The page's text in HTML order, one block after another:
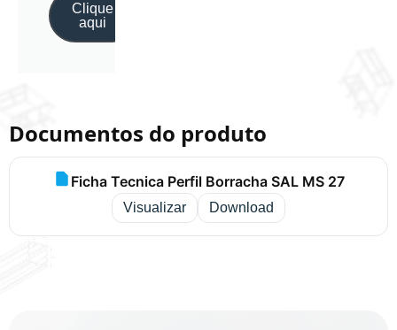
Clique
aqui
Documentos do produto
Ficha Tecnica Perfil Borracha SAL MS 27
Visualizar Download